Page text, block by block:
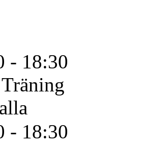
- 18:30
Träning
- 18:30